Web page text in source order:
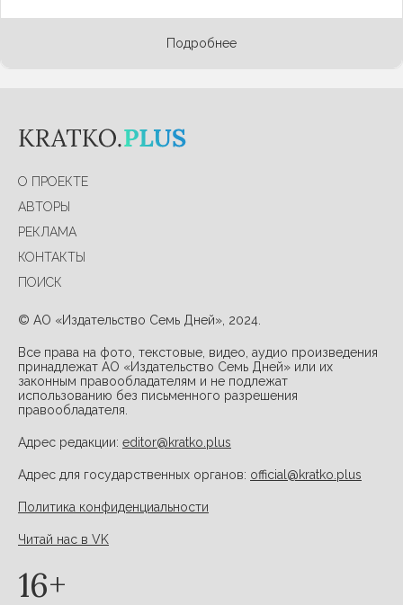
Подробнее
О ПРОЕКТЕ
АВТОРЫ
РЕКЛАМА
КОНТАКТЫ
ПОИСК
© АО «Издательство Семь Дней», 2024.
Все права на фото, текстовые, видео, аудио произведения
принадлежат АО «Издательство Семь Дней» или их
законным правообладателям и не подлежат
использованию без письменного разрешения
правообладателя.
Адрес редакции: editor@kratko.plus
Адрес для государственных органов: official@kratko.plus
Политика конфиденциальности
Читай нас в VK
16+